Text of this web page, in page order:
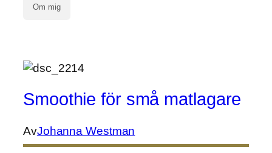
Om mig
Smoothie för små matlagare
AvJohanna Westman